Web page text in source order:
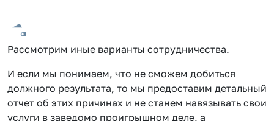
Рассмотрим иные варианты сотрудничества.
И если мы понимаем, что не сможем добиться
должного результата, то мы предоставим детальный
отчет об этих причинах и не станем навязывать свои
услуги в заведомо проигрышном деле, а